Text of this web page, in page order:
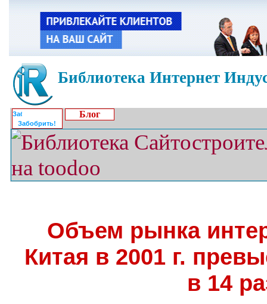
Библиотека Интернет
Забобрить!
Блог
Объем рынка
Китая в 2001 г.
в 14